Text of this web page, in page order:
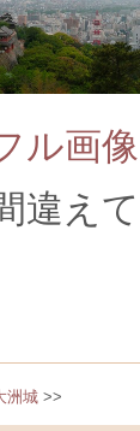
ル画
違え
洲城